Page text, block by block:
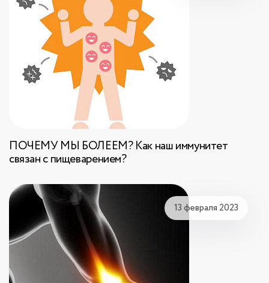
ПОЧЕМУ МЫ БОЛЕЕМ? Как наш иммунитет
связан с пищеварением?
13 февраля 2023